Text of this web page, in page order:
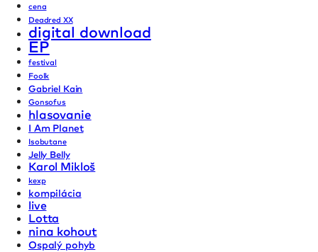
cena
Deadred XX
digital download
EP
festival
Foolk
Gabriel Kain
Gonsofus
hlasovanie
I Am Planet
Isobutane
Jelly Belly
Karol Mikloš
kexp
kompilácia
live
Lotta
nina kohout
Ospalý pohyb